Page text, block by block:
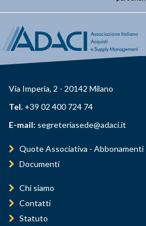
Via Imperia, 2 - 20142 Milano
Tel. +39 02 400 724 74
E-mail: segreteriasede@adaci.it
Quote Associativa - Abbonamenti
Documenti
Chi siamo
Contatti
Statuto